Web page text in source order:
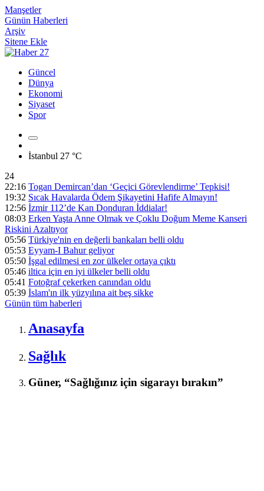
Manşetler
Günün Haberleri
Arşiv
Sitene Ekle
Güncel
Dünya
Ekonomi
Siyaset
Spor
İstanbul 27 °C
24
22:16 Togan Demircan’dan ‘Geçici Görevlendirme’ Tepkisi!
19:32 Sıcak Havalarda Ödem Şikayetini Hafife Almayın!
12:56 İzmir 112’de Kan Donduran İddialar!
08:03 Erken Yaşta Anne Olmak ve Çoklu Doğum Meme Kanseri
Riskini Azaltıyor
05:56 Türkiye'nin en değerli bankaları belli oldu
05:53 Eyyam-I Bahur geliyor
05:50 İşgal edilmesi en zor ülkeler ortaya çıktı
05:46 iltica için en iyi ülkeler belli oldu
05:41 Fotoğraf çekerken canından oldu
05:39 İslam'ın ilk yüzyılına ait beş sikke
Günün tüm haberleri
Anasayfa
Sağlık
Güner, “Sağlığınız için sigarayı bırakın”